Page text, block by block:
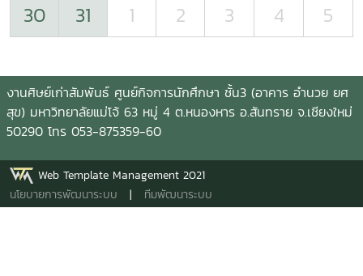
30
31 1 2 3 4 5
งานศิษย์เก่าสัมพันธ์ ศูนย์กิจการนักศึกษา ชั้น3 (อาคาร อำนวย ยศ
สุข) มหาวิทยาลัยแม่โจ้ 63 หมู่ 4 ต.หนองหาร อ.สันทราย จ.เชียงใหม่
50290 โทร 053-875359-60
Web Template Management 2021
นโยบายการพัฒนาระบบ | ทีมพัฒนาระบบ